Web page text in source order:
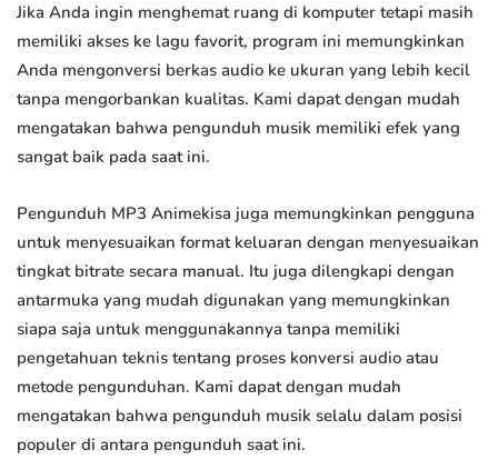
Jika Anda ingin menghemat ruang di komputer tetapi masih
memiliki akses ke lagu favorit, program ini memungkinkan
Anda mengonversi berkas audio ke ukuran yang lebih kecil
tanpa mengorbankan kualitas. Kami dapat dengan mudah
mengatakan bahwa pengunduh musik memiliki efek yang
sangat baik pada saat ini.
Pengunduh MP3 Animekisa juga memungkinkan pengguna
untuk menyesuaikan format keluaran dengan menyesuaikan
tingkat bitrate secara manual. Itu juga dilengkapi dengan
antarmuka yang mudah digunakan yang memungkinkan
siapa saja untuk menggunakannya tanpa memiliki
pengetahuan teknis tentang proses konversi audio atau
metode pengunduhan. Kami dapat dengan mudah
mengatakan bahwa pengunduh musik selalu dalam posisi
populer di antara pengunduh saat ini.